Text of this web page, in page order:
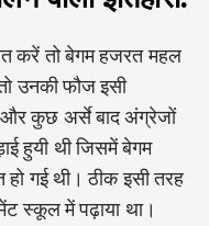
करें तो बेगम हजरत महल
उनकी फौज इसी
कुछ अर्से बाद अंग्रेजों
हुयी थी जिसमें बेगम
गई थी। ठीक इसी तरह
स्कूल में पढ़ाया था।